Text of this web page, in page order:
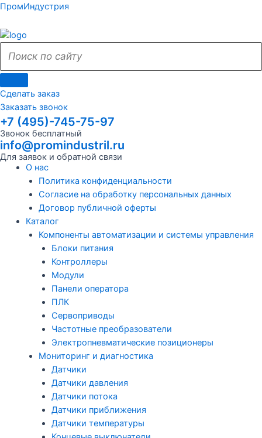
Перейти
содержимому
ПромИндустрия
Поиск
сайту
Поиск
Сделать заказ
Заказать звонок
+7 (495)-745-75-97
Звонок бесплатный
info@promindustril.ru
Для заявок и обратной связи
Меню
О нас
Политика конфиденциальности
Согласие на обработку персональных данных
Договор публичной оферты
Каталог
Компоненты автоматизации и системы управления
Блоки питания
Контроллеры
Модули
Панели оператора
ПЛК
Сервоприводы
Частотные преобразователи
Электропневматические позиционеры
Мониторинг и диагностика
Датчики
Датчики давления
Датчики потока
Датчики приближения
Датчики температуры
Поиск
сайту
Поиск
Меню